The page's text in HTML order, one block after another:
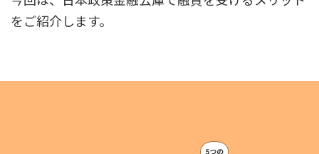
をご紹介します。